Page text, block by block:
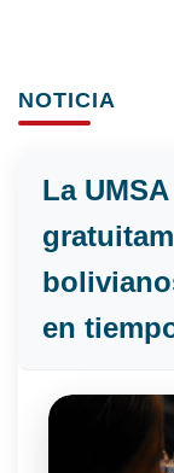
NOTICIA
La
en